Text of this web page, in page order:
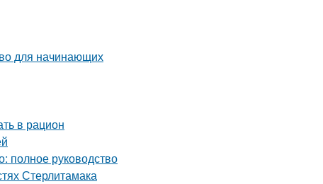
для начинающих
в рацион
полное руководство
Стерлитамака